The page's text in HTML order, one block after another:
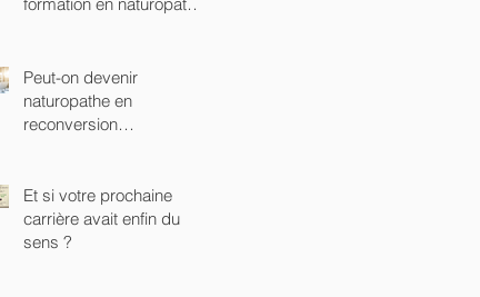
Peut-on devenir
naturopathe en
reconversion
Et si votre prochaine
carrière avait enfin du
sens ?